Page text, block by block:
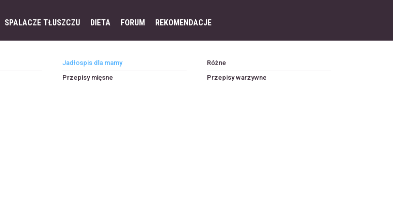
SPALACZE TŁUSZCZU DIETA FORUM REKOMENDACJE
Jadłospis dla mamy
Przepisy mięsne
Różne
Przepisy warzywne